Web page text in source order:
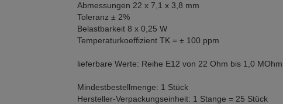
Abmessungen 22 x 7,1 x 3,8 mm
Toleranz ± 2%
Belastbarkeit 8 x 0,25 W
Temperaturkoeffizient TK = ± 100 ppm
lieferbare Werte: Reihe E12 von 22 Ohm bis 1,0 MOhm
Mindestbestellmenge: 1 Stück
Hersteller-Verpackungseinheit: 1 Stange = 25 Stück